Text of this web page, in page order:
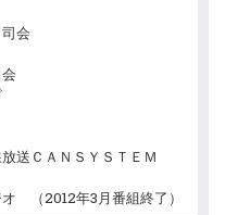
会
送ＣＡＮＳＹＳＴＥＭ
（2012年3月番組終了）